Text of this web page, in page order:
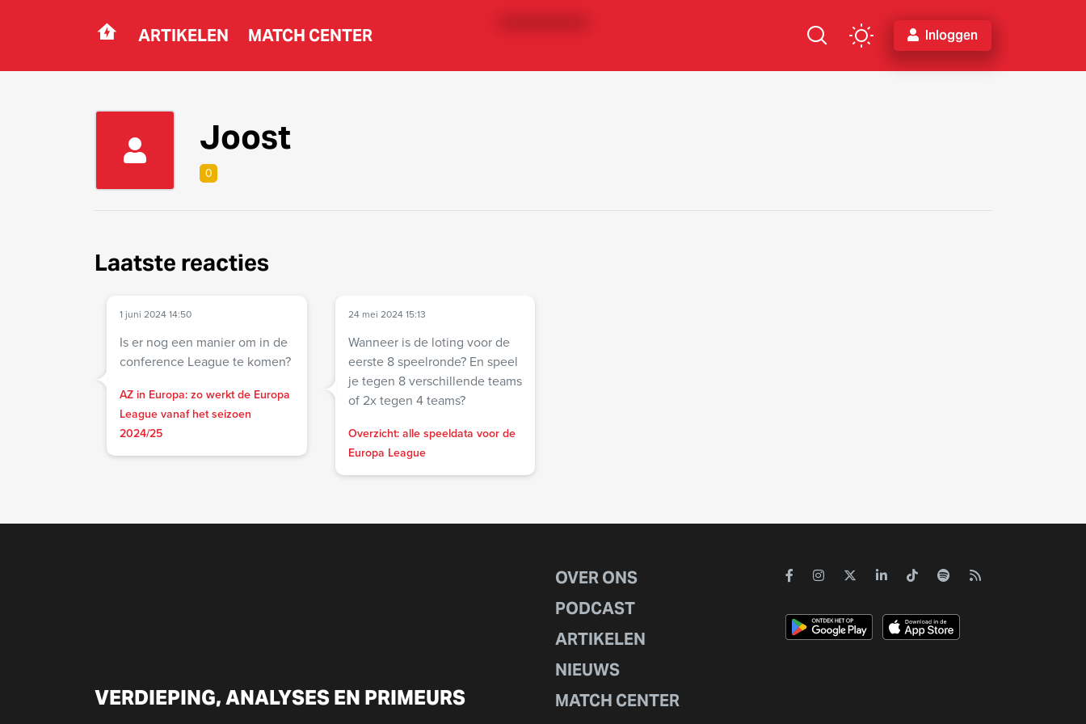
Navigation ARTIKELEN MATCH CENTER Inloggen
Joost
0
Laatste reacties
1 juni 2024 14:50
Is er nog een manier om in de
conference League te komen?
AZ in Europa: zo werkt de Europa
League vanaf het seizoen
2024/25
24 mei 2024 15:13
Wanneer is de loting voor de
eerste 8 speelronde? En speel
je tegen 8 verschillende teams
of 2x tegen 4 teams?
Overzicht: alle speeldata voor de
Europa League
VERDIEPING, ANALYSES EN PRIMEURS
OVER ONS
PODCAST
ARTIKELEN
NIEUWS
MATCH CENTER